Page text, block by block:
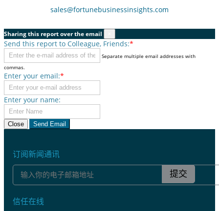
sales@fortunebusinessinsights.com
Sharing this report over the email
Send this report to Colleague, Friends:*
Separate multiple email addresses with
commas.
Enter your email:*
Enter your name:
Close Send Email
订阅新闻通讯
提交
信任在线